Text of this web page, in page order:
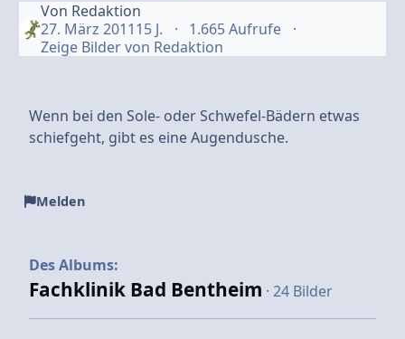
Von Redaktion
27. März 201115 J.
1.665 Aufrufe
Zeige Bilder von Redaktion
Wenn bei den Sole- oder Schwefel-Bädern etwas
schiefgeht, gibt es eine Augendusche.
Melden
Des Albums:
Fachklinik Bad Bentheim · 24 Bilder